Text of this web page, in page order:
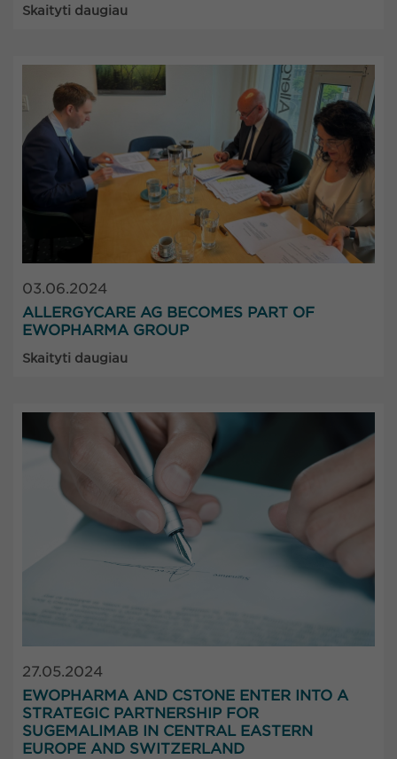
Skaityti daugiau
03.06.2024
ALLERGYCARE AG BECOMES PART OF
EWOPHARMA GROUP
Skaityti daugiau
27.05.2024
EWOPHARMA AND CSTONE ENTER INTO A
STRATEGIC PARTNERSHIP FOR
SUGEMALIMAB IN CENTRAL EASTERN
EUROPE AND SWITZERLAND